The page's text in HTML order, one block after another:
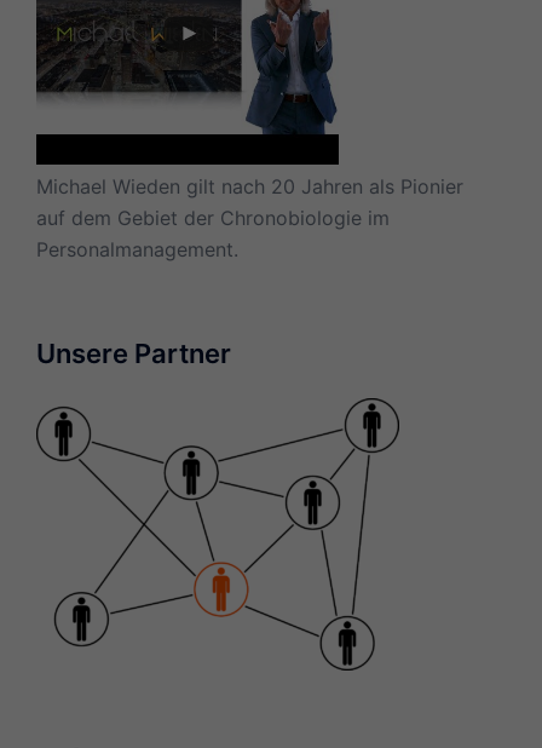
Michael Wieden gilt nach 20 Jahren als Pionier
auf dem Gebiet der Chronobiologie im
Personalmanagement.
Unsere Partner